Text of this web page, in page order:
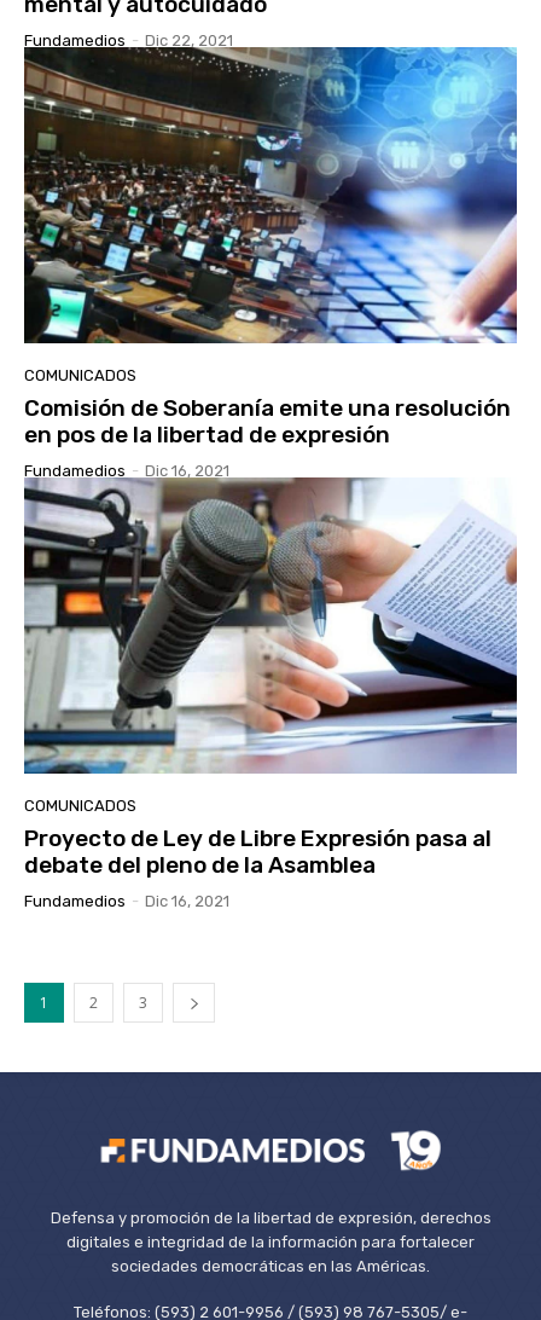
Fundamedios - Dic 22, 2021
COMUNICADOS
Comisión de Soberanía emite una resolución
en pos de la libertad de expresión
Fundamedios - Dic 16, 2021
COMUNICADOS
Proyecto de Ley de Libre Expresión pasa al
debate del pleno de la Asamblea
Fundamedios - Dic 16, 2021
1 2 3
Defensa y promoción de la libertad de expresión, derechos
digitales e integridad de la información para fortalecer
sociedades democráticas en las Américas.
Teléfonos: (593) 2 601-9956 / (593) 98 767-5305/ e-